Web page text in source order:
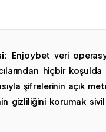
Enjoybet veri
hiçbir
şifrelerinin açık
gizliliğini korumak